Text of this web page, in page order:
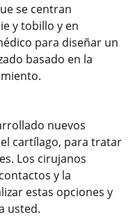
se centran
y tobillo y en
para diseñar un
basado en la
nuevos
cartílago, para tratar
Los cirujanos
y la
estas opciones y
usted.